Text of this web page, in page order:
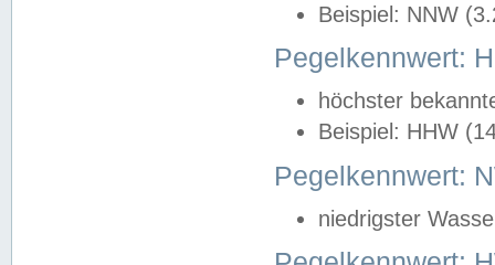
Beispiel: NNW
Pegelkennwert:
höchster
Beispiel: HHW
Pegelkennwert:
niedrigster